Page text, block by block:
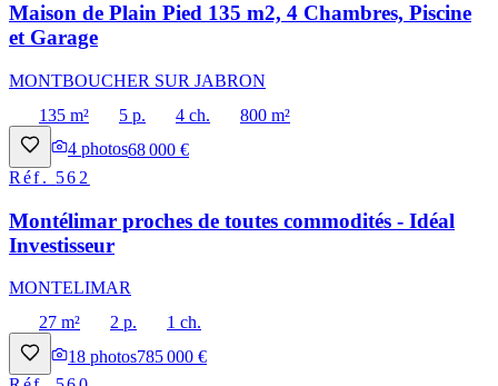
Maison de Plain Pied 135 m2, 4 Chambres, Piscine
et Garage
MONTBOUCHER SUR JABRON
135 m²
5 p. 4 ch.
800 m²
4 photos68 000 €
Réf. 562
Montélimar proches de toutes commodités - Idéal
Investisseur
MONTELIMAR
27 m²
2 p.
1 ch.
18 photos785 000 €